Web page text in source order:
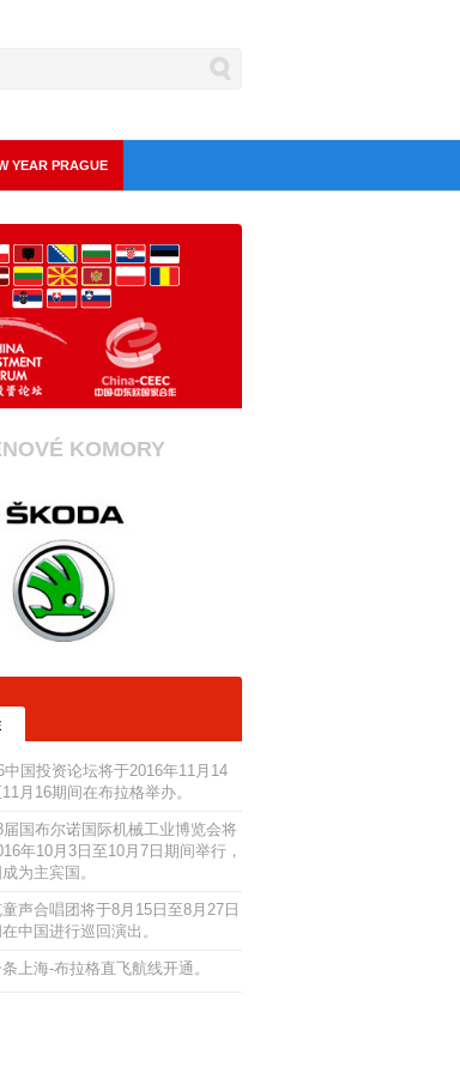
YEAR PRAGUE
KOMORY
中国投资论坛将于2016年11月14
11月16期间在布拉格举办。
届国布尔诺国际机械工业博览会将
年10月3日至10月7日期间举行，
为主宾国。
声合唱团将于8月15日至8月27日
中国进行巡回演出。
上海-布拉格直飞航线开通。